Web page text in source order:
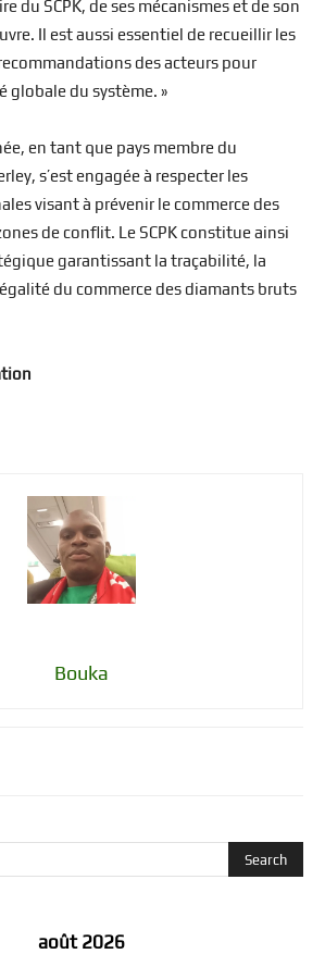
du SCPK, de ses mécanismes et de son
Il est aussi essentiel de recueillir les
des acteurs pour
globale du système. »
en tant que pays membre du
s’est engagée à respecter les
visant à prévenir le commerce des
de conflit. Le SCPK constitue ainsi
garantissant la traçabilité, la
du commerce des diamants bruts
Bouka
août 2026